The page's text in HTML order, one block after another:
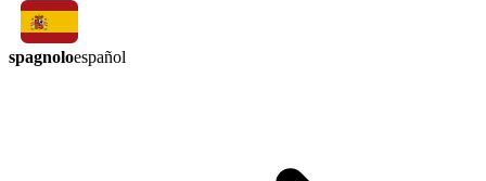
spagnoloespañol